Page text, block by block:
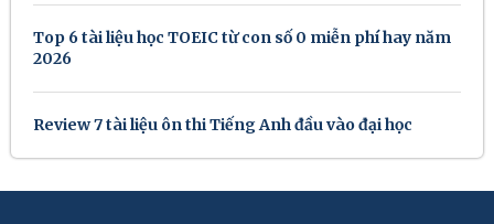
Top 6 tài liệu học TOEIC từ con số 0 miễn phí hay năm
2026
Review 7 tài liệu ôn thi Tiếng Anh đầu vào đại học